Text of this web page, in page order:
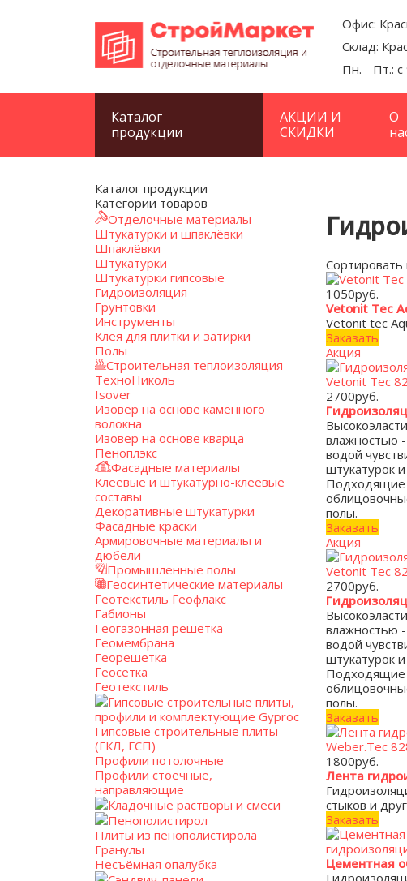
Офис:
Склад:
Пн. - Пт.: с
Каталог
продукции
АКЦИИ И
СКИДКИ
О
Каталог продукции
Категории товаров
Отделочные материалы
Штукатурки и шпаклёвки
Шпаклёвки
Штукатурки
Штукатурки гипсовые
Гидроизоляция
Грунтовки
Инструменты
Клея для плитки и затирки
Полы
Строительная теплоизоляция
ТехноНиколь
Isover
Изовер на основе каменного
волокна
Изовер на основе кварца
Пеноплэкс
Фасадные материалы
Клеевые и штукатурно-клеевые
составы
Декоративные штукатурки
Фасадные краски
Армировочные материалы и
дюбели
Промышленные полы
Геосинтетические материалы
Геотекстиль Геофлакс
Габионы
Геогазонная решетка
Геомембрана
Георешетка
Геосетка
Геотекстиль
Гипсовые строительные плиты,
профили и комплектующие Gyproc
Гипсовые строительные плиты
(ГКЛ, ГСП)
Профили потолочные
Профили стоечные,
направляющие
Кладочные растворы и смеси
Пенополистирол
Плиты из пенополистирола
Гранулы
Несъёмная опалубка
Сортировать
1050руб.
Vetonit Tec
Vetonit tec
Заказать
Акция
2700руб.
влажностью
водой
штукатурок
Подходящие
полы.
Заказать
Акция
2700руб.
влажностью
водой
штукатурок
Подходящие
полы.
Заказать
1800руб.
Лента
стыков и
Заказать
Цементная